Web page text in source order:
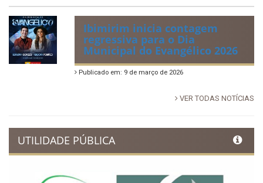
Ibimirim inicia contagem
regressiva para o Dia
Municipal do Evangélico 2026
Publicado em: 9 de março de 2026
VER TODAS NOTÍCIAS
UTILIDADE PÚBLICA